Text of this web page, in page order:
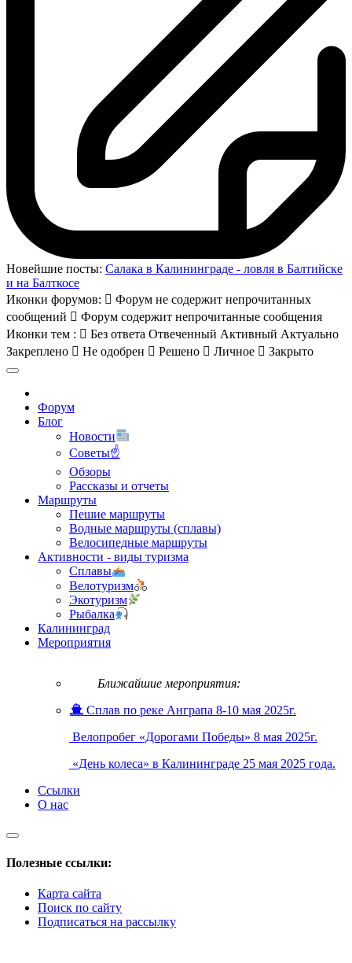
Новейшие посты: Салака в Калининграде - ловля в Балтийске
и на Балткосе
Иконки форумов:
Форум не содержит непрочитанных
сообщений
Форум содержит непрочитанные сообщения
Иконки тем :
Без ответа Отвеченный Активный Актуально
Закреплено
Не одобрен Решено Личное Закрыто
Форум
Блог
Новости
Советы☝
Обзоры
Рассказы и отчеты
Маршруты
Пешие маршруты
Водные маршруты (сплавы)
Велосипедные маршруты
Активности - виды туризма
Сплавы
Велотуризм
Экотуризм
Рыбалка
Калининград
Мероприятия
Ближайшие мероприятия:
Сплав по реке Анграпа 8-10 мая 2025г.
Велопробег «Дорогами Победы» 8 мая 2025г.
«День колеса» в Калининграде 25 мая 2025 года.
Ссылки
О нас
Полезные ссылки:
Карта сайта
Поиск по сайту
Подписаться на рассылку